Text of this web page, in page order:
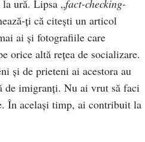
ură. Lipsa „fact-checking-
ți că citești un articol
ai și fotografiile care
orice altă rețea de socializare.
și de prieteni ai acestora au
de imigranți. Nu ai vrut să faci
În același timp, ai contribuit la